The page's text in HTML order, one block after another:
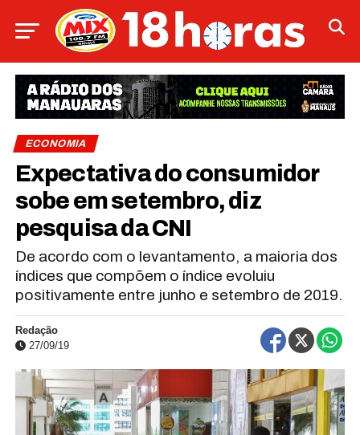
ECONOMIA
Expectativa do consumidor
sobe em setembro, diz
pesquisa da CNI
De acordo com o levantamento, a maioria dos
índices que compõem o índice evoluiu
positivamente entre junho e setembro de 2019.
Redação
27/09/19